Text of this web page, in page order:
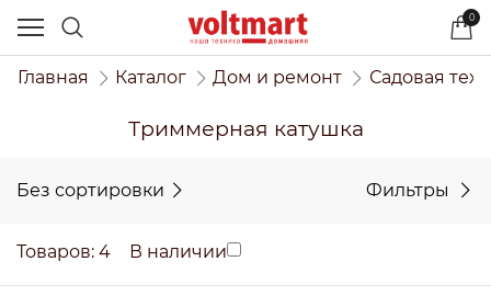
0
Главная Каталог Дом и ремонт Садовая
Триммерная катушка
Без сортировки Фильтры
Товаров: 4 В наличии